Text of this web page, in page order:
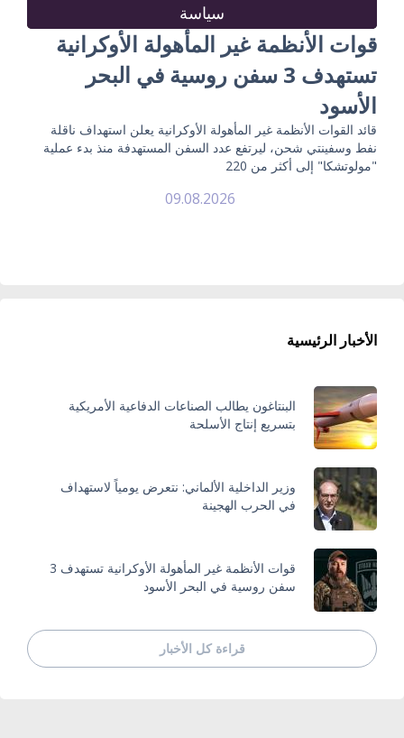
سياسة
قوات الأنظمة غير المأهولة الأوكرانية
تستهدف 3 سفن روسية في البحر
الأسود
قائد القوات الأنظمة غير المأهولة الأوكرانية يعلن استهداف ناقلة
نفط وسفينتي شحن، ليرتفع عدد السفن المستهدفة منذ بدء عملية
"مولوتشكا" إلى أكثر من 220
09.08.2026
الأخبار الرئيسية
البنتاغون يطالب الصناعات الدفاعية الأمريكية
بتسريع إنتاج الأسلحة
وزير الداخلية الألماني: نتعرض يومياً لاستهداف
في الحرب الهجينة
قوات الأنظمة غير المأهولة الأوكرانية تستهدف 3
سفن روسية في البحر الأسود
قراءة كل الأخبار